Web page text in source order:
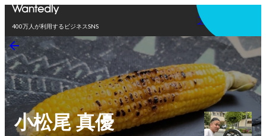
400万人が利用するビジネスSNS
アプリを使う
小松尾 真優